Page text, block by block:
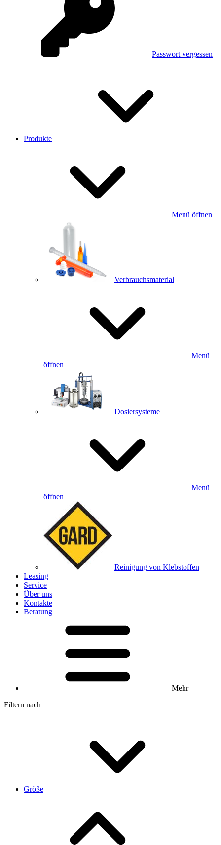
Passwort vergessen
Produkte
Menü öffnen
Verbrauchsmaterial
Menü
öffnen
Dosiersysteme
Menü
öffnen
Reinigung von Klebstoffen
Leasing
Service
Über uns
Kontakte
Beratung
Mehr
Filtern nach
Größe